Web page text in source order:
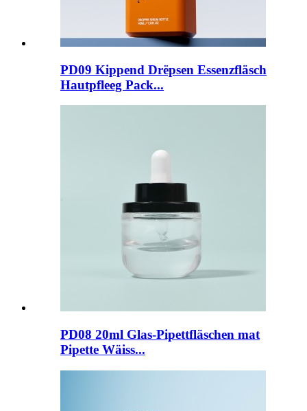
PD09 Kippend Drëpsen Essenzfläsch
Hautpfleeg Pack...
PD08 20ml Glas-Pipettfläschen mat
Pipette Wäiss...